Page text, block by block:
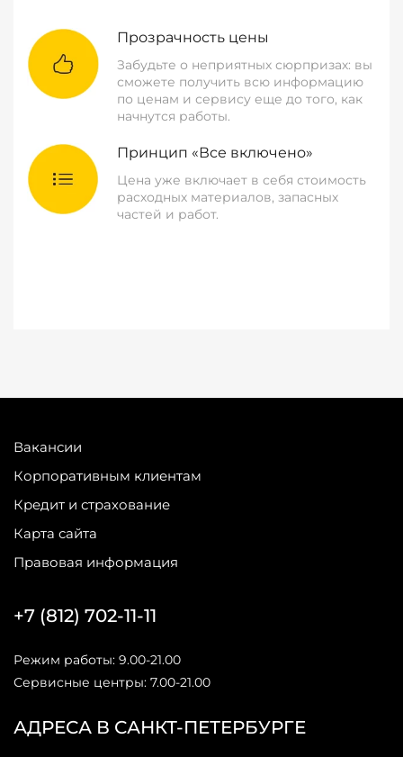
Прозрачность цены
Забудьте о неприятных сюрпризах: вы
сможете получить всю информацию
по ценам и сервису еще до того, как
начнутся работы.
Принцип «Все включено»
Цена уже включает в себя стоимость
расходных материалов, запасных
частей и работ.
Вакансии
Корпоративным клиентам
Кредит и страхование
Карта сайта
Правовая информация
АДРЕСА В САНКТ-ПЕТЕРБУРГЕ
+7 (812) 702-11-11
Режим работы: 9.00-21.00
Сервисные центры: 7.00-21.00